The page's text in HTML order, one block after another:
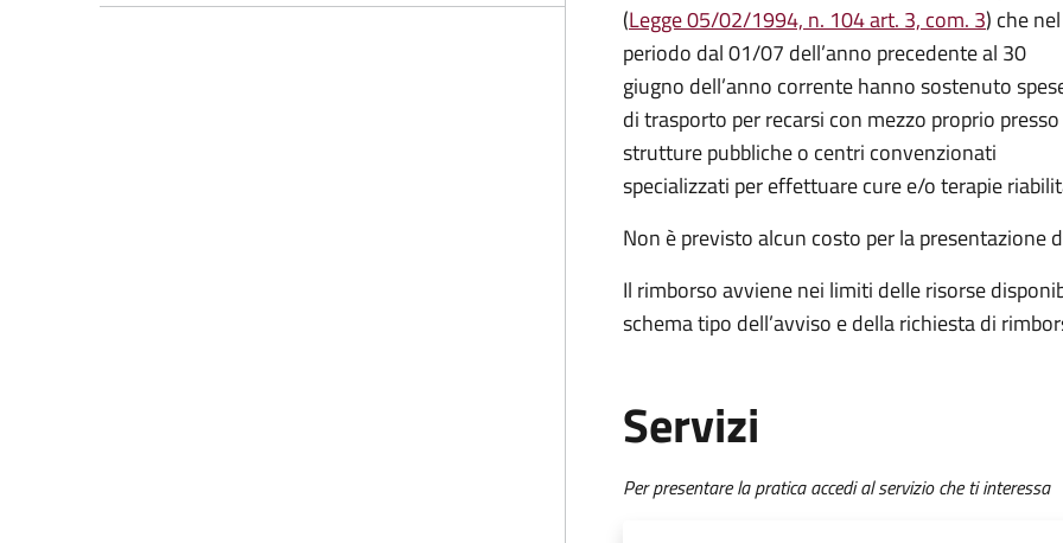
(Legge 05/02/1994, n. 104 art. 3, com. 3) che nel
periodo dal 01/07 dell’anno precedente al 30
giugno dell’anno corrente hanno sostenuto
di trasporto per recarsi con mezzo proprio presso
strutture pubbliche o centri convenzionati
specializzati per effettuare cure e/o terapie
Non è previsto alcun costo per la presentazione
Il rimborso avviene nei limiti delle risorse
schema tipo dell’avviso e della richiesta di
Servizi
Per presentare la pratica accedi al servizio che ti interessa